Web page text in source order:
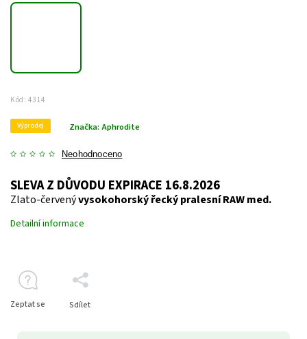
Kód: 4314
Výprodej
Neohodnoceno
Značka: Aphrodite
SLEVA Z DŮVODU EXPIRACE 16.8.2026
Zlato-červenývysokohorský řecký pralesní RAW med.
Detailní informace
Zeptat se Sdílet